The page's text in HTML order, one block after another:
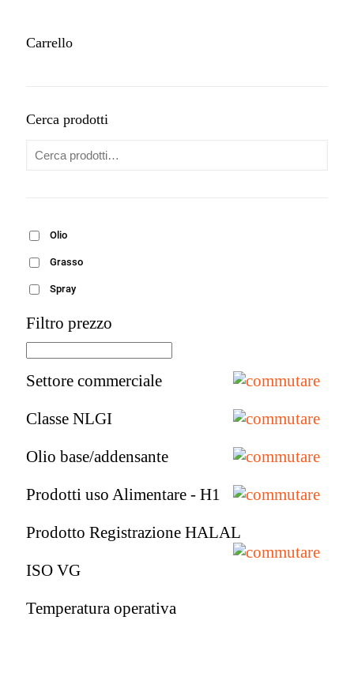
Carrello
Cerca prodotti
Olio
Grasso
Spray
Filtro prezzo
Settore commerciale
Classe NLGI
Olio base/addensante
Prodotti uso Alimentare - H1
Prodotto Registrazione HALAL
ISO VG
Temperatura operativa